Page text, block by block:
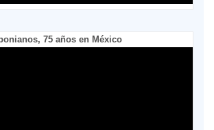
75 años en México